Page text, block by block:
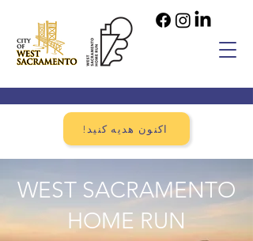
!اکنون هدیه کنید
WEST SACRAMENTO
HOME RUN